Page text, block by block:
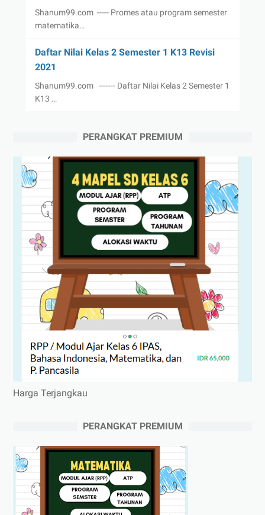
Shanum99.com ----- Promes atau program semester
matematika…
Daftar Nilai Kelas 2 Semester 1 K13 Revisi
2021
Shanum99.com ------- Daftar Nilai Kelas 2 Semester 1
K13 …
PERANGKAT PREMIUM
Harga Terjangkau
PERANGKAT PREMIUM